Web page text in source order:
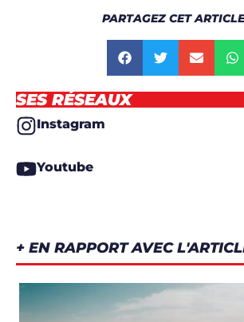
PARTAGEZ CET
SES RÉSEAUX
Instagram
Youtube
+ EN RAPPORT AVEC